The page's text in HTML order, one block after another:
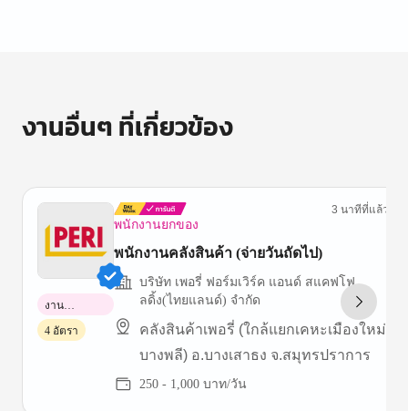
งานอื่นๆ ที่เกี่ยวข้อง
พนักงานยกของ
3 นาทีที่แล้ว
พนักงานคลังสินค้า (จ่ายวันถัดไป)
บริษัท เพอรี่ ฟอร์มเวิร์ค แอนด์ สแคฟโฟ
ลดิ้ง(ไทยแลนด์) จำกัด
คลังสินค้าเพอรี่ (ใกล้แยกเคหะเมืองใหม่
บางพลี) อ.บางเสาธง จ.สมุทรปราการ
250 - 1,000 บาท/วัน
งาน
พาร์ทไทม์
4 อัตรา